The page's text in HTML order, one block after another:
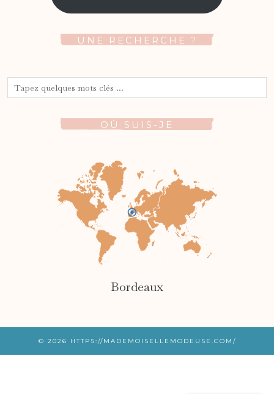
UNE RECHERCHE ?
OÙ SUIS-JE
Bordeaux
© 2026 HTTPS://MADEMOISELLEMODEUSE.COM/